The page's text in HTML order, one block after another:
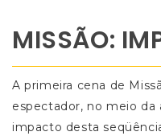
MISSÃO:
A primeira cena de
espectador, no meio da
impacto desta